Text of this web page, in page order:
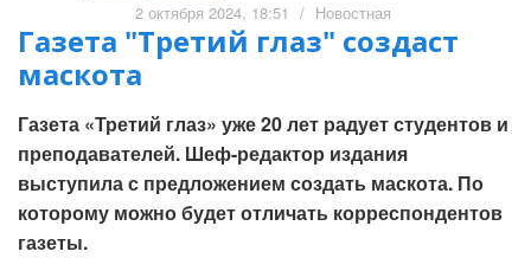
2 октября 2024, 18:51 / Новостная
Газета "Третий глаз" создаст
маскота
Газета «Третий глаз» уже 20 лет радует студентов и
преподавателей. Шеф-редактор издания
выступила с предложением создать маскота. По
которому можно будет отличать корреспондентов
газеты.